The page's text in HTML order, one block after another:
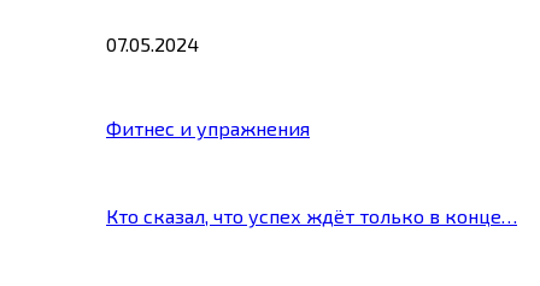
07.05.2024
Фитнес и упражнения
Кто сказал, что успех ждёт только в конце…